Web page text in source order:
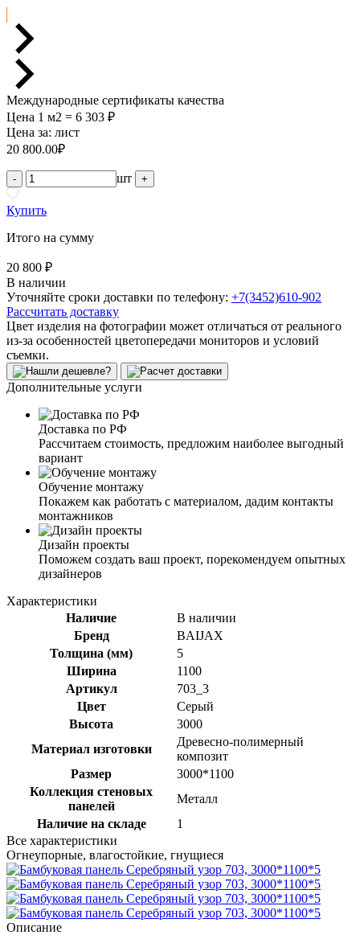
Международные сертификаты качества
Цена 1 м2 = 6 303 ₽
Цена за: лист
20 800.00₽
- шт +
Купить
Итого на сумму
20 800 ₽
В наличии
Уточняйте сроки доставки по телефону: +7(3452)610-902
Рассчитать доставку
Цвет изделия на фотографии может отличаться от реального
из-за особенностей цветопередачи мониторов и условий
съемки.
Дополнительные услуги
Доставка по РФ
Рассчитаем стоимость, предложим наиболее выгодный
вариант
Обучение монтажу
Покажем как работать с материалом, дадим контакты
монтажников
Дизайн проекты
Поможем создать ваш проект, порекомендуем опытных
дизайнеров
Характеристики
Наличие
В наличии
Бренд
BAIJAX
Толщина (мм)
5
Ширина
1100
Артикул
703_3
Цвет
Серый
Высота
3000
Материал изготовки
Древесно-полимерный
композит
Размер
3000*1100
Коллекция стеновых
панелей
Металл
Наличие на складе
1
Все характеристики
Огнеупорные, влагостойкие, гнущиеся
Описание